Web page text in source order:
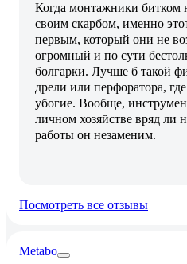
Когда монтажники битком
своим скарбом, именно
первым, который они не
огромный и по сути
болгарки. Лучше б такой
дрели или перфоратора,
убогие. Вообще,
личном хозяйстве вряд ли
работы он незаменим.
Посмотреть все отзывы
Metabo